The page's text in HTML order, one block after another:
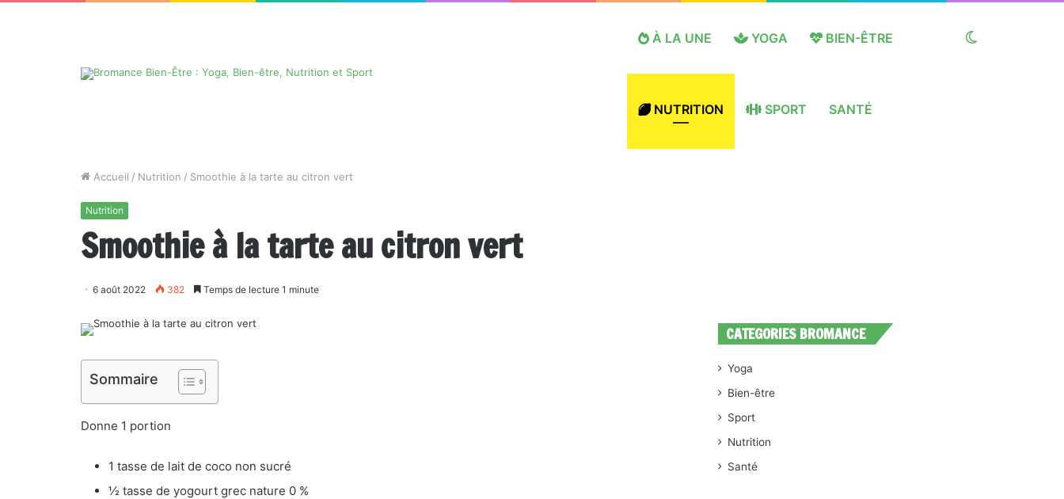
À LA UNE YOGA BIEN-ÊTRE
NUTRITION SPORT SANTÉ
Accueil / Nutrition / Smoothie à la tarte au citron vert
Nutrition
Smoothie à la tarte au citron vert
6 août 2022 382 Temps de lecture 1 minute
Sommaire
Donne 1 portion
1 tasse de lait de coco non sucré
½ tasse de yogourt grec nature 0 %
CATEGORIES BROMANCE
Yoga
Bien-être
Sport
Nutrition
Santé